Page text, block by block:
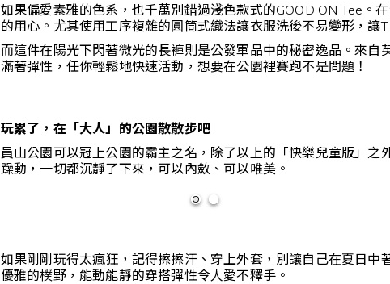
如果偏愛素雅的色系，也千萬別錯過淺色款式的GOOD ON Tee。
的用心。尤其使用工序複雜的圓筒式織法讓衣服洗後不易變形，讓
而這件在陽光下閃著微光的長褲則是公發軍品中的秘密逸品。來
滿著彈性，任你輕鬆地快速活動，想要在公園裡賽跑不是問題！
玩累了，在「大人」的公園散散步吧
員山公園可以冠上公園的霸主之名，除了以上的「快樂兒童版」
躁動，一切都沉靜了下來，可以內斂、可以唯美。
如果剛剛玩得太瘋狂，記得擦擦汗、穿上外套，別讓自己在夏日
優雅的樸野，能動能靜的穿搭彈性令人愛不釋手。